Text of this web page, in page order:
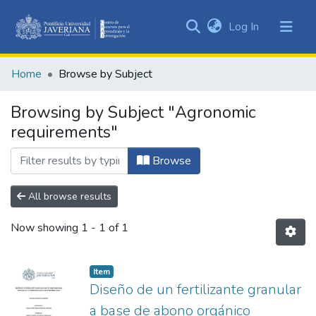
&
All of DSpace
Log In (current)
Home Browse by Subject
Browsing by Subject "Agronomic
requirements"
Browse
All browse results
Now showing 1 - 1 of 1
Item
Diseño de un fertilizante granular
a base de abono orgánico